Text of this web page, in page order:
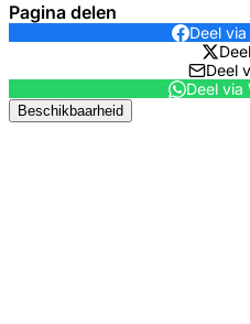
Pagina delen
Deel
Deel
Deel via
Beschikbaarheid